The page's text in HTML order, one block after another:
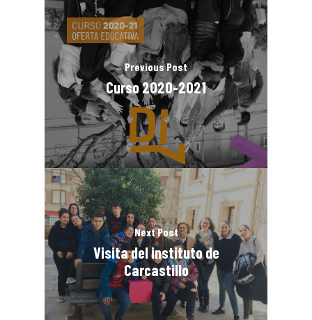
Previous Post
Curso 2020-2021
Next Post
Visita del instituto de
Carcastillo